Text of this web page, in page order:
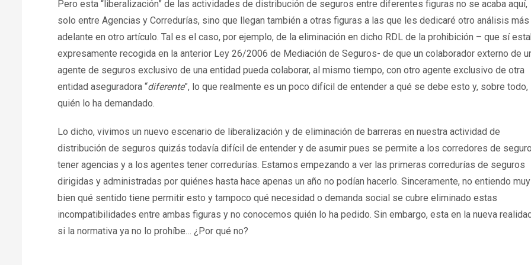
Pero esta “liberalización” de las actividades de distribución de seguros entre diferentes figuras no se acaba aquí,
solo entre Agencias y Corredurías, sino que llegan también a otras figuras a las que les dedicaré otro análisis más
adelante en otro artículo. Tal es el caso, por ejemplo, de la eliminación en dicho RDL de la prohibición – que sí
expresamente recogida en la anterior Ley 26/2006 de Mediación de Seguros- de que un colaborador externo de
agente de seguros exclusivo de una entidad pueda colaborar, al mismo tiempo, con otro agente exclusivo de otra
entidad aseguradora “diferente”, lo que realmente es un poco difícil de entender a qué se debe esto y, sobre todo,
quién lo ha demandado.
Lo dicho, vivimos un nuevo escenario de liberalización y de eliminación de barreras en nuestra actividad de
distribución de seguros quizás todavía difícil de entender y de asumir pues se permite a los corredores de
tener agencias y a los agentes tener corredurías. Estamos empezando a ver las primeras corredurías de seguros
dirigidas y administradas por quiénes hasta hace apenas un año no podían hacerlo. Sinceramente, no entiendo muy
bien qué sentido tiene permitir esto y tampoco qué necesidad o demanda social se cubre eliminado estas
incompatibilidades entre ambas figuras y no conocemos quién lo ha pedido. Sin embargo, esta en la nueva
si la normativa ya no lo prohíbe… ¿Por qué no?